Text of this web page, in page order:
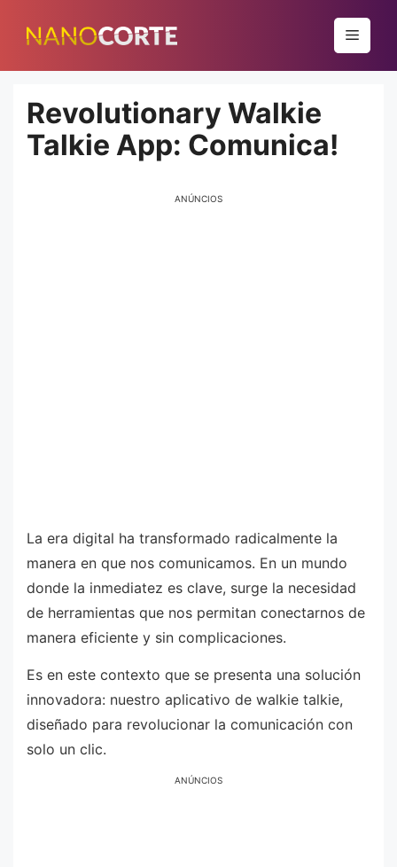
para
conteúdo
Menu
Revolutionary Walkie
Talkie App: Comunica!
ANÚNCIOS
La era digital ha transformado radicalmente la
manera en que nos comunicamos. En un mundo
donde la inmediatez es clave, surge la necesidad
de herramientas que nos permitan conectarnos de
manera eficiente y sin complicaciones.
Es en este contexto que se presenta una solución
innovadora: nuestro aplicativo de walkie talkie,
diseñado para revolucionar la comunicación con
solo un clic.
ANÚNCIOS